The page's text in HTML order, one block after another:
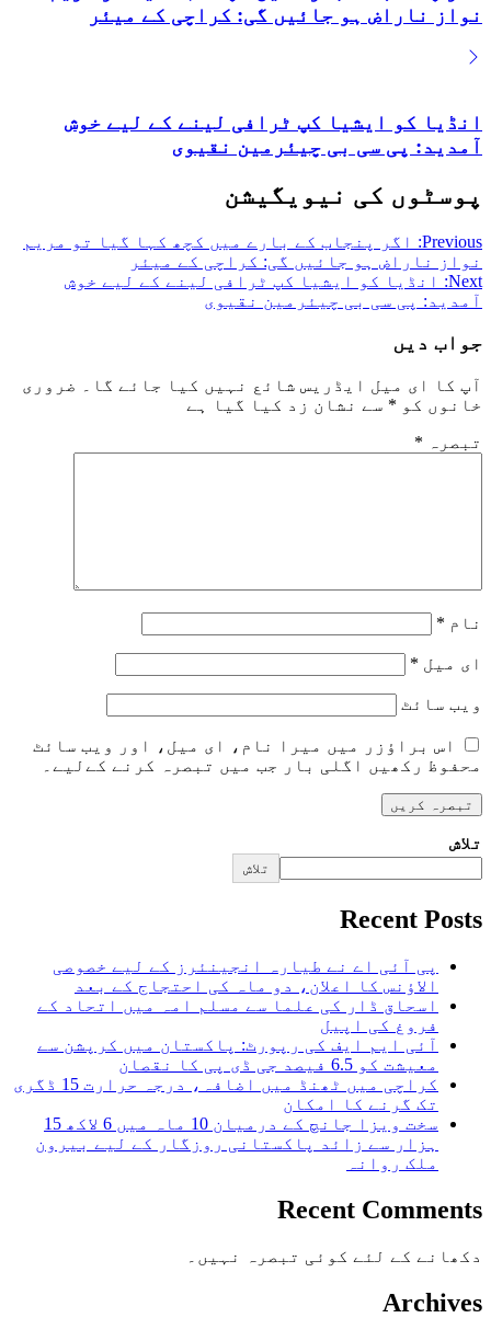
نواز ناراض ہو جائیں گی: کراچی کے میئر
انڈیا کو ایشیا کپ ٹرافی لینے کے لیے خوش
آمدید: پی سی بی چیئرمین نقیوی
پوسٹوں کی نیویگیشن
Previous:
اگر پنجاب کے بارے میں کچھ کہا گیا تو مریم
نواز ناراض ہو جائیں گی: کراچی کے میئر
Next:
انڈیا کو ایشیا کپ ٹرافی لینے کے لیے خوش
آمدید: پی سی بی چیئرمین نقیوی
جواب دیں
آپ کا ای میل ایڈریس شائع نہیں کیا جائے گا۔
ضروری
خانوں کو * سے نشان زد کیا گیا ہے
تبصرہ *
نام *
ای میل *
ویب‌ سائٹ
اس براؤزر میں میرا نام، ای میل، اور ویب سائٹ
محفوظ رکھیں اگلی بار جب میں تبصرہ کرنے کےلیے۔
تلاش
تلاش
Recent Posts
پی آئی اے نے طیارہ انجینئرز کے لیے خصوصی
الاؤنس کا اعلان، دو ماہ کی احتجاج کے بعد
اسحاق ڈار کی علما سے مسلم امہ میں اتحاد کے
فروغ کی اپیل
آئی ایم ایف کی رپورٹ: پاکستان میں کرپشن سے
معیشت کو 6.5 فیصد جی ڈی پی کا نقصان
کراچی میں ٹھنڈ میں اضافہ، درجہ حرارت 15 ڈگری
تک گرنے کا امکان
سخت ویزا جانچ کے درمیان 10 ماہ میں 6 لاکھ 15
ہزار سے زائد پاکستانی روزگار کے لیے بیرون
ملک روانہ
Recent Comments
دکھانے کے لئے کوئی تبصرہ نہیں۔
Archives